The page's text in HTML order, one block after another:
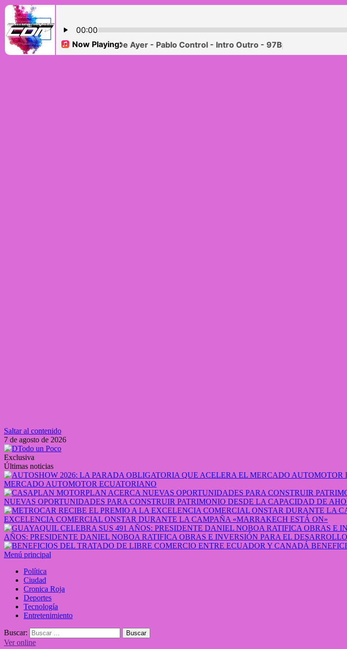
Saltar al contenido
7 de agosto de 2026
Exclusiva
Últimas noticias
MERCADO AUTOMOTOR ECUATORIANO
NUEVAS OPORTUNIDADES PARA CONSTRUIR PATRIMONIO DESDE LA CAPACIDAD DE
EXCELENCIA COMERCIAL ONSTAR DURANTE LA CAMPAÑA «MARRAKECH ESTÁ ON»
AÑOS: PRESIDENTE DANIEL NOBOA RATIFICA OBRAS E INVERSIÓN PARA EL
Menú principal
Política
Ciudad
Cronica Roja
Deportes
Tecnología
Entretenimiento
Buscar:
Ver online